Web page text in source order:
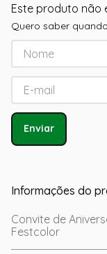
Este produto não
Quero saber
Enviar
Informações do
Convite de
Festcolor